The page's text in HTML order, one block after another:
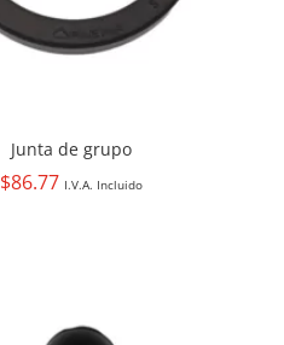
Junta de grupo
$86.77 I.V.A. Incluido